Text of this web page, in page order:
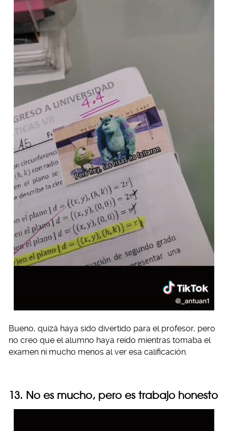
Bueno, quizá haya sido divertido para el profesor, pero
no creo que el alumno haya reído mientras tomaba el
examen ni mucho menos al ver esa calificación.
13. No es mucho, pero es trabajo honesto